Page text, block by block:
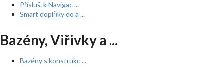
Přísluš. k Navigac ...
Smart doplňky do a ...
Bazény, Viřivky a ...
Bazény s konstrukc ...